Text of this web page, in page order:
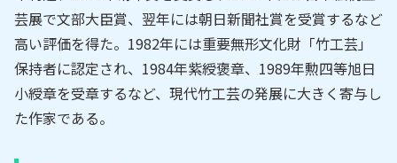
芸展で文部大臣賞、翌年には朝日新聞社賞を受賞するなど
高い評価を得た。1982年には重要無形文化財「竹工芸」
保持者に認定され、1984年紫綬褒章、1989年勲四等旭日
小綬章を受章するなど、現代竹工芸の発展に大きく寄与し
た作家である。